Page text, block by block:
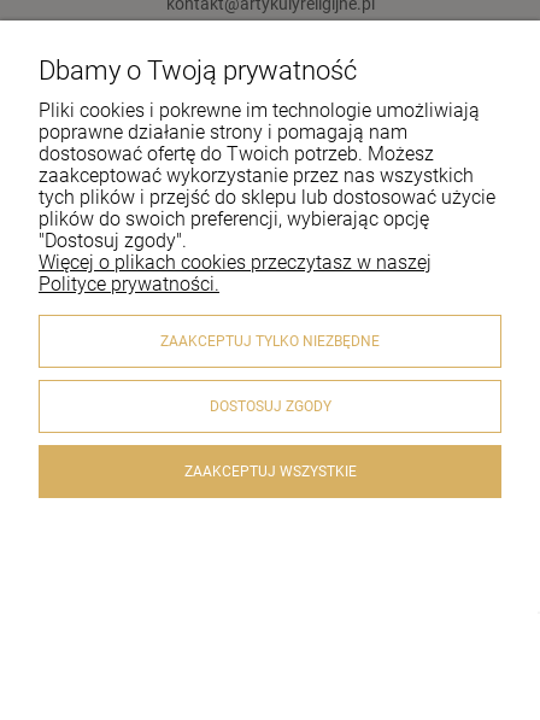
kontakt@artykulyreligijne.pl
Pomoc
Moje konto
Płatności i dostawa
Informacje
O nas
© 2020 artykulyreligijne.pl . Wszelkie prawa zastrzeżone.
Styl graficzny i aplikacje ShopGadget.pl
Sklep internetowy
Dbamy o Twoją prywatność
Pliki cookies i pokrewne im technologie umożliwiają
poprawne działanie strony i pomagają nam
dostosować ofertę do Twoich potrzeb. Możesz
zaakceptować wykorzystanie przez nas wszystkich
tych plików i przejść do sklepu lub dostosować użycie
plików do swoich preferencji, wybierając opcję
"Dostosuj zgody".
Więcej o plikach cookies przeczytasz w naszej
Polityce prywatności.
ZAAKCEPTUJ TYLKO NIEZBĘDNE
DOSTOSUJ ZGODY
ZAAKCEPTUJ WSZYSTKIE